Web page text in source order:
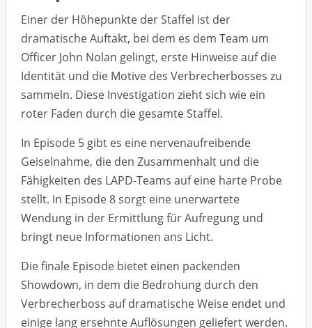
Einer der Höhepunkte der Staffel ist der
dramatische Auftakt, bei dem es dem Team um
Officer John Nolan gelingt, erste Hinweise auf die
Identität und die Motive des Verbrecherbosses zu
sammeln. Diese Investigation zieht sich wie ein
roter Faden durch die gesamte Staffel.
In Episode 5 gibt es eine nervenaufreibende
Geiselnahme, die den Zusammenhalt und die
Fähigkeiten des LAPD-Teams auf eine harte Probe
stellt. In Episode 8 sorgt eine unerwartete
Wendung in der Ermittlung für Aufregung und
bringt neue Informationen ans Licht.
Die finale Episode bietet einen packenden
Showdown, in dem die Bedrohung durch den
Verbrecherboss auf dramatische Weise endet und
einige lang ersehnte Auflösungen geliefert werden.